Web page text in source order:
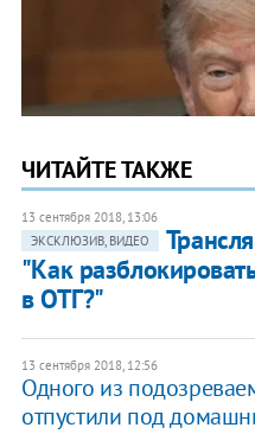
ЧИТАЙТЕ ТАКЖЕ
13 сентября 2018, 13:06
ЭКСКЛЮЗИВ, ВИДЕО
"Как
в ОТГ?"
13 сентября 2018, 12:56
Одного из
отпустили под